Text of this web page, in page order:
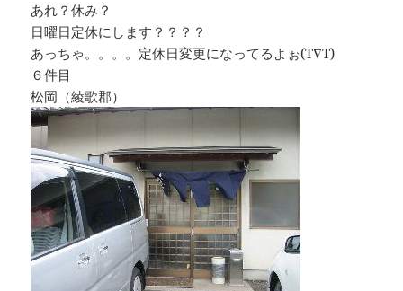
あれ？休み？
日曜日定休にします？？？？
あっちゃ。。。。定休日変更になってるよぉ(T∇T)
６件目
松岡（綾歌郡）